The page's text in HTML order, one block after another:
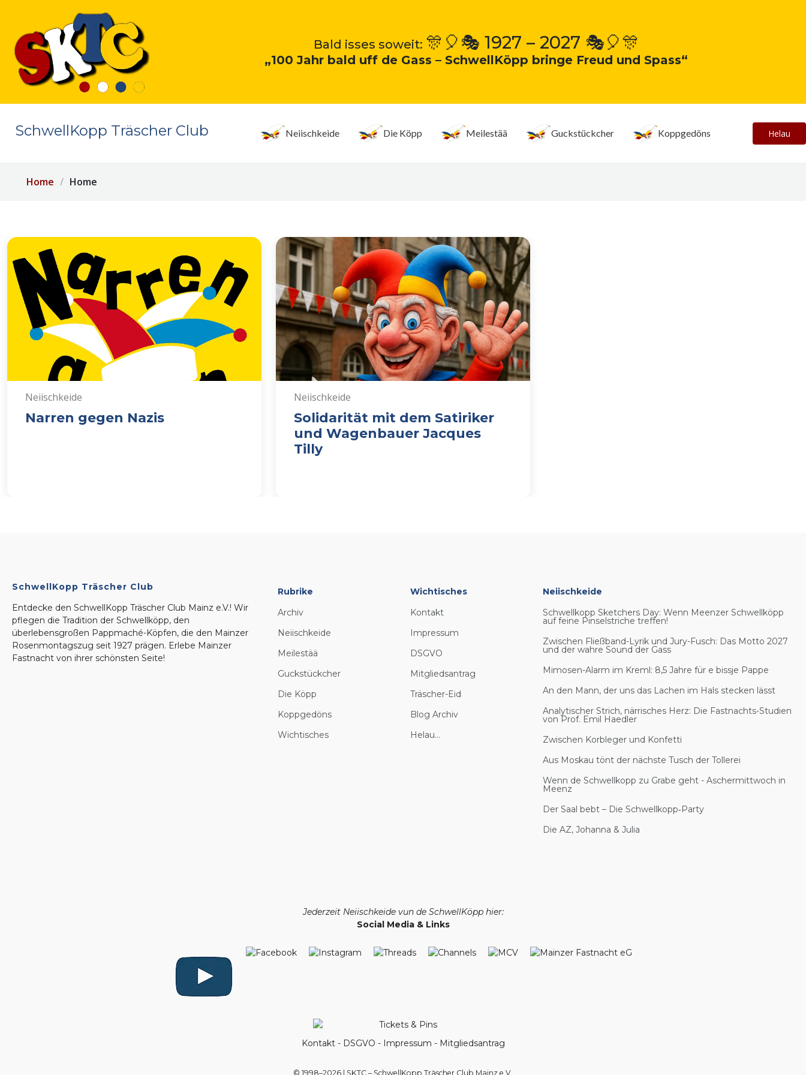
Bald isses soweit: 🎊🎈🎭 1927 – 2027 🎭🎈🎊
„100 Jahr bald uff de Gass – SchwellKöpp bringe Freud und Spass“
SchwellKopp Träscher Club Neiischkeide Die Köpp Meilestää Guckstückcher Koppgedöns Helau
Home Home
Neiischkeide
Narren gegen Nazis
Neiischkeide
Solidarität mit dem Satiriker
und Wagenbauer Jacques
Tilly
SchwellKopp Träscher Club
Entdecke den SchwellKopp Träscher Club Mainz e.V.! Wir
pflegen die Tradition der Schwellköpp, den
überlebensgroßen Pappmaché-Köpfen, die den Mainzer
Rosenmontagszug seit 1927 prägen. Erlebe Mainzer
Fastnacht von ihrer schönsten Seite!
Rubrike
Archiv
Neiischkeide
Meilestää
Guckstückcher
Die Köpp
Koppgedöns
Wichtisches
Wichtisches
Kontakt
Impressum
DSGVO
Mitgliedsantrag
Träscher-Eid
Blog Archiv
Helau...
Neiischkeide
Schwellkopp Sketchers Day: Wenn Meenzer Schwellköpp
auf feine Pinselstriche treffen!
Zwischen Fließband-Lyrik und Jury-Fusch: Das Motto 2027
und der wahre Sound der Gass
Mimosen-Alarm im Kreml: 8,5 Jahre für e bissje Pappe
An den Mann, der uns das Lachen im Hals stecken lässt
Analytischer Strich, närrisches Herz: Die Fastnachts-Studien
von Prof. Emil Haedler
Zwischen Korbleger und Konfetti
Aus Moskau tönt der nächste Tusch der Tollerei
Wenn de Schwellkopp zu Grabe geht - Aschermittwoch in
Meenz
Der Saal bebt – Die Schwellkopp‑Party
Die AZ, Johanna & Julia
Jederzeit Neiischkeide vun de SchwellKöpp hier:
Social Media & Links
Kontakt- DSGVO - Impressum - Mitgliedsantrag
© 1998–2026 | SKTC – SchwellKopp Träscher Club Mainz e.V.